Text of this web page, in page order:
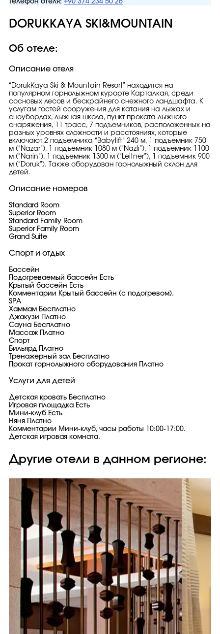
Телефон отеля: +90 374 234 50 26
DORUKKAYA SKI&MOUNTAIN
Об отеле:
Описание отеля
“DorukKaya Ski & Mountain Resort” находится на
популярном горнолыжном курорте Карталкая, среди
сосновых лесов и бескрайнего снежного ландшафта. К
услугам гостей сооружения для катания на лыжах и
сноубордах, лыжная школа, пункт проката лыжного
снаряжения, 11 трасс, 7 подъемников, расположенных на
разных уровнях сложности и расстояниях, которые
включают 2 подъемника “Babylift” 240 м, 1 подъемник 750
м (“Nazar”), 1 подъемник 1080 м (“Nazlı”), 1 подъемник 1100
м (“Narin”), 1 подъемник 1300 м (“Leitner”), 1 подъемник 900
м (“Doruk”). Также оборудован горнолыжный склон для
детей.
Описание номеров
Standard Room
Superior Room
Standard Family Room
Superior Family Room
Grand Suite
Спорт и отдых
Бассейн
Подогреваемый бассейн Есть
Крытый бассейн Есть
Комментарии Крытый бассейн (с подогревом).
SPA
Хаммам Бесплатно
Джакузи Платно
Сауна Бесплатно
Массаж Платно
Спорт
Бильярд Платно
Тренажерный зал Бесплатно
Прокат горнолыжного оборудования Платно
Услуги для детей
Детская кровать Бесплатно
Игровая площадка Есть
Мини-клуб Есть
Няня Платно
Комментарии Мини-клуб, часы работы 10:00-17:00.
Детская игровая комната.
Другие отели в данном регионе: